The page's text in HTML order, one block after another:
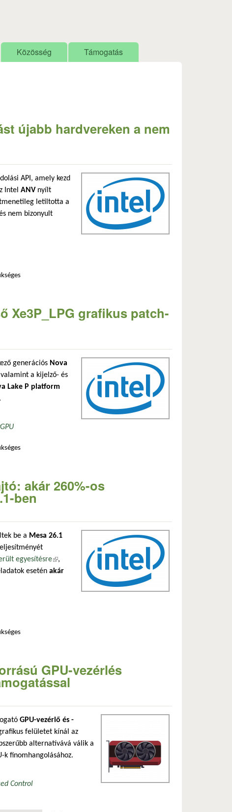
Közösség Támogatás
újabb hardvereken a nem
API, amely kezd
Intel ANV nyílt
letiltotta a
nem bizonyult
tesztelés miatt tartalommal kapcsolatosan
Xe3P_LPG grafikus patch-
generációs Nova
a kijelző- és
Lake P platform
GPU
p-hez tartalommal kapcsolatosan
akár 260%-os
ben
be a Mesa 26.1
egyesítésre(külső hivatkozás)
,
esetén akár
a mesa 26.1-ben tartalommal kapcsolatosan
GPU-vezérlés
GPU-vezérlő és -
felületet kínál az
alternatívává válik a
k finomhangolásához.
Control